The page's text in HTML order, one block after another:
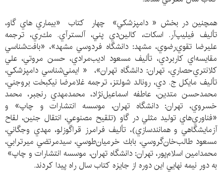
همچنين در بخش « دامپزشكي» چهار كتاب «بيماري هاي گاو،
تأليف فيليپ‌آر. اسكات، كالين‌دي پني، آلسترآي. مك‌ري، ترجمه
عليرضا تقوي‌رضوي، مشهد: دانشگاه فردوسي مشهد»، «بافت‌شناسي
مقايسه‌اي كاربردي، تأليف مسعود اديب‌مرادي، حسن مروتي، علي
كلانتري‌حصاري، تهران: دانشگاه تهران»، « ايمني‌شناسي دامپزشكي،
تأليف مايكل ج. دي، رونالد شولتز، ترجمه غلامرضا نيكبخت ‌بروجني،
محمدحسن متدين، عاطفه اسماعيل‌نژاد، محمدمهدي رنجبر، محمد
خسروي، تهران: دانشگاه تهران، موسسه انتشارات و چاپ» و
«فناوري‌هاي توليد مثلي در گاو (تلقيح مصنوعي، انتقال جنين، لقاح
آزمايشگاهي و همانندسازي)، تأليف فرامرز قراگوزلو، مهدي وجگاني،
مسعود طالب‌خان‌گروسي، بابك خرميان‌طوسي، سيدمرتضي ميرترابي،
محمدامين اسلام‌پور، تهران: دانشگاه تهران، موسسه انتشارات و چاپ»
به دور نيمه نهايي اين دوره از جايزه كتاب سال راه پيدا كردند.